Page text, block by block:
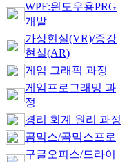
WPF:윈도우용PRG
개발
가상현실(VR)/증강
현실(AR)
게임 그래픽 과정
게임프로그래밍 과
정
경리 회계 원리 과정
곰믹스/곰믹스프로
구글오피스/드라이